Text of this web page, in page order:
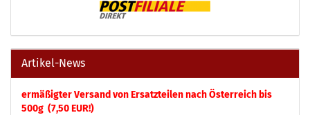
Artikel-News
ermäßigter Versand von Ersatzteilen nach Österreich bis
500g (7,50 EUR!)